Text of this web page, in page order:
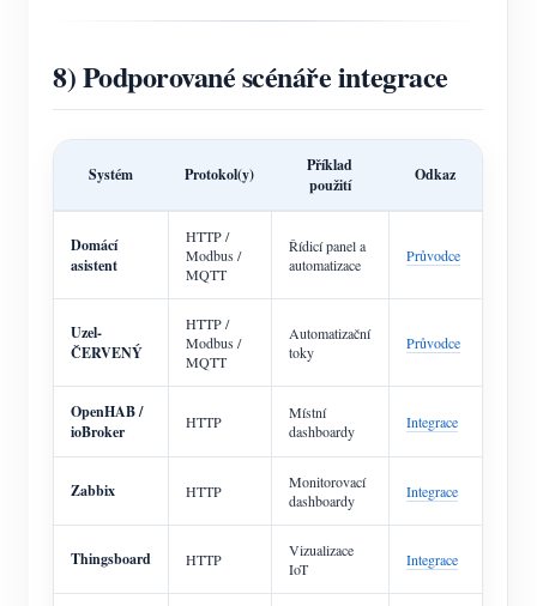
8) Podporované scénáře integrace
Systém Protokol(y)
Příklad
použití
Odkaz
Domácí
asistent
HTTP /
Modbus /
MQTT
Řídicí panel a
automatizace
Průvodce
Uzel-
ČERVENÝ
HTTP /
Modbus /
MQTT
Automatizační
toky
Průvodce
OpenHAB /
ioBroker
HTTP
Místní
dashboardy
Integrace
Zabbix HTTP
Monitorovací
dashboardy
Integrace
Thingsboard HTTP
Vizualizace
IoT
Integrace